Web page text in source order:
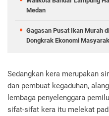
Medan
Gagasan Pusat Ikan Murah
Dongkrak Ekonomi
Sedangkan kera merupakan
dan pembuat kegaduhan,
lembaga penyelenggara
sifat-sifat kera itu melekat